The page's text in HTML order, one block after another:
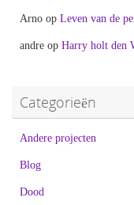
Arno op Leven van de
andre op Harry holt den
Categorieën
Andere projecten
Blog
Dood